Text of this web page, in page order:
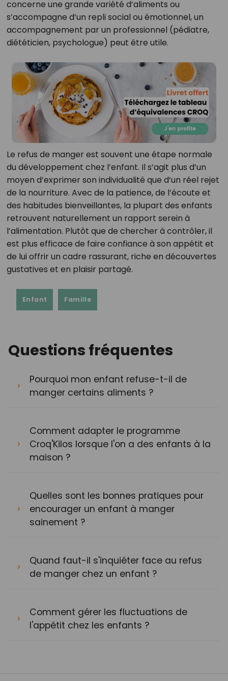
concerne une grande variété d’aliments ou
s’accompagne d’un repli social ou émotionnel, un
accompagnement par un professionnel (pédiatre,
diététicien, psychologue) peut être utile.
Le refus de manger est souvent une étape normale
du développement chez l’enfant. Il s’agit plus d’un
moyen d’exprimer son individualité que d’un réel rejet
de la nourriture. Avec de la patience, de l’écoute et
des habitudes bienveillantes, la plupart des enfants
retrouvent naturellement un rapport serein à
l’alimentation. Plutôt que de chercher à contrôler, il
est plus efficace de faire confiance à son appétit et
de lui offrir un cadre rassurant, riche en découvertes
gustatives et en plaisir partagé.
Enfant Famille
Questions fréquentes
Pourquoi mon enfant refuse-t-il de
manger certains aliments ?
Comment adapter le programme
Croq'Kilos lorsque l'on a des enfants à la
maison ?
Quelles sont les bonnes pratiques pour
encourager un enfant à manger
sainement ?
Quand faut-il s'inquiéter face au refus
de manger chez un enfant ?
Comment gérer les fluctuations de
l'appétit chez les enfants ?